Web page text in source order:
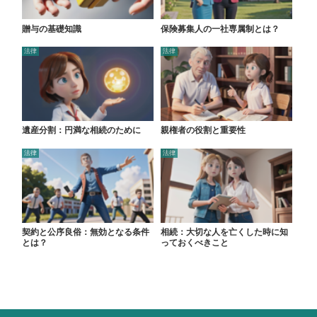
贈与の基礎知識 保険募集人の一社専属制とは？
法律
遺産分割：円満な相続のために
法律
親権者の役割と重要性
法律
契約と公序良俗：無効となる条件
とは？
法律
相続：大切な人を亡くした時に知
っておくべきこと